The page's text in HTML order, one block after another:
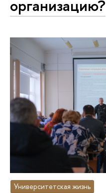
организацию?
Университетская жизнь